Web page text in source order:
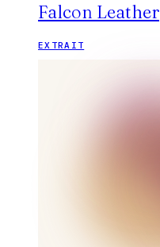
Falcon Leather
EXTRAIT